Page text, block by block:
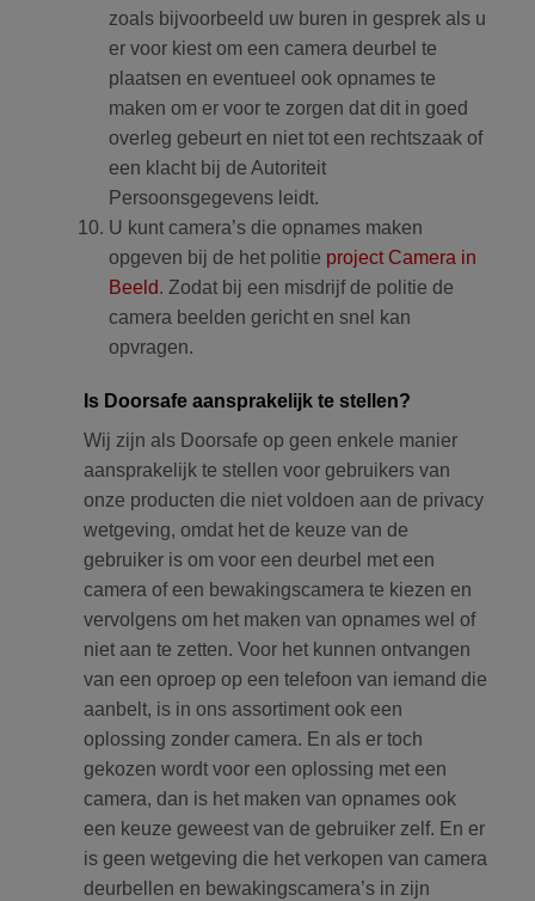
zoals bijvoorbeeld uw buren in gesprek als u
er voor kiest om een camera deurbel te
plaatsen en eventueel ook opnames te
maken om er voor te zorgen dat dit in goed
overleg gebeurt en niet tot een rechtszaak of
een klacht bij de Autoriteit
Persoonsgegevens leidt.
U kunt camera’s die opnames maken
opgeven bij de het politie project Camera in
Beeld. Zodat bij een misdrijf de politie de
camera beelden gericht en snel kan
opvragen.
Is Doorsafe aansprakelijk te stellen?
Wij zijn als Doorsafe op geen enkele manier
aansprakelijk te stellen voor gebruikers van
onze producten die niet voldoen aan de privacy
wetgeving, omdat het de keuze van de
gebruiker is om voor een deurbel met een
camera of een bewakingscamera te kiezen en
vervolgens om het maken van opnames wel of
niet aan te zetten. Voor het kunnen ontvangen
van een oproep op een telefoon van iemand die
aanbelt, is in ons assortiment ook een
oplossing zonder camera. En als er toch
gekozen wordt voor een oplossing met een
camera, dan is het maken van opnames ook
een keuze geweest van de gebruiker zelf. En er
is geen wetgeving die het verkopen van camera
deurbellen en bewakingscamera’s in zijn